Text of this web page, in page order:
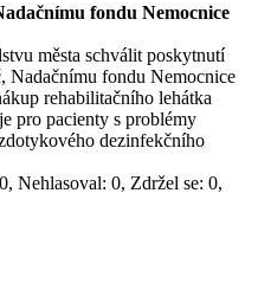
fondu Nemocnice
města schválit poskytnutí
Nadačnímu fondu Nemocnice
rehabilitačního lehátka
pro pacienty s problémy
dezinfekčního
Nehlasoval: 0, Zdržel se: 0,